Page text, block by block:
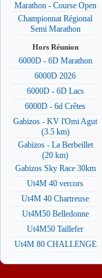
Marathon - Course Open
Championnat Régional
Semi Marathon
Hors Réunion
6000D - 6D Marathon
6000D 2026
6000D - 6D Lacs
6000D - 6d Crêtes
Gabizos - KV l'Omi Agut
(3.5 km)
Gabizos - La Berbeillet
(20 km)
Gabizos Sky Race 30km
Ut4M 40 vercors
Ut4M 40 Chartreuse
Ut4M50 Belledonne
Ut4M50 Taillefer
Ut4M 80 CHALLENGE